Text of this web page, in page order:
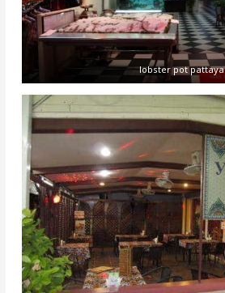
lobster pot pattaya